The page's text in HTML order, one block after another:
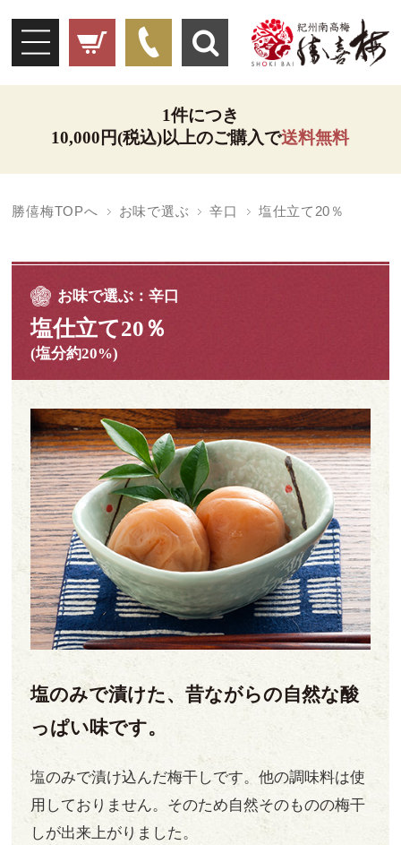
1件につき
10,000円(税込)以上のご購入で送料無料
勝僖梅TOPへ お味で選ぶ 辛口 塩仕立て20％
お味で選ぶ：辛口
塩仕立て20％
(塩分約20%)
塩のみで漬けた、昔ながらの自然な酸
っぱい味です。
塩のみで漬け込んだ梅干しです。他の調味料は使
用しておりません。そのため自然そのものの梅干
しが出来上がりました。